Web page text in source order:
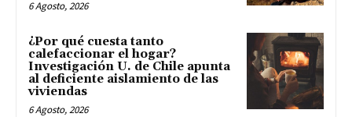
6 Agosto, 2026
¿Por qué cuesta tanto
calefaccionar el hogar?
Investigación U. de Chile apunta
al deficiente aislamiento de las
viviendas
6 Agosto, 2026